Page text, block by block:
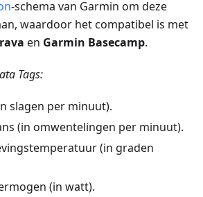
-schema van Garmin om deze
waardoor het compatibel is met
en Garmin Basecamp.
Tags:
slagen per minuut).
(in omwentelingen per minuut).
(in graden
(in watt).